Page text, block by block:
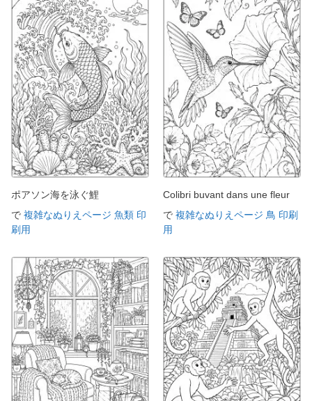
ポアソン海を泳ぐ鯉
で 複雑なぬりえページ 魚類 印
刷用
Colibri buvant dans une fleur
で 複雑なぬりえページ 鳥 印刷
用